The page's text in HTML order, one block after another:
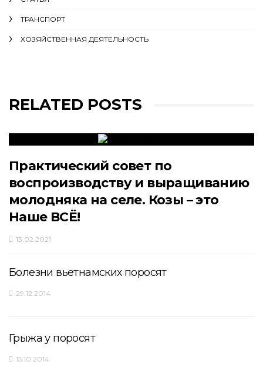
ТРАНСПОРТ
ХОЗЯЙСТВЕННАЯ ДЕЯТЕЛЬНОСТЬ
RELATED POSTS
Практический совет по
воспроизводству и выращиванию
молодняка на селе. Козы – это
Наше ВСЁ!
13.02.2021
Болезни вьетнамских поросят
29.12.2014
Грыжа у поросят
15.10.2014